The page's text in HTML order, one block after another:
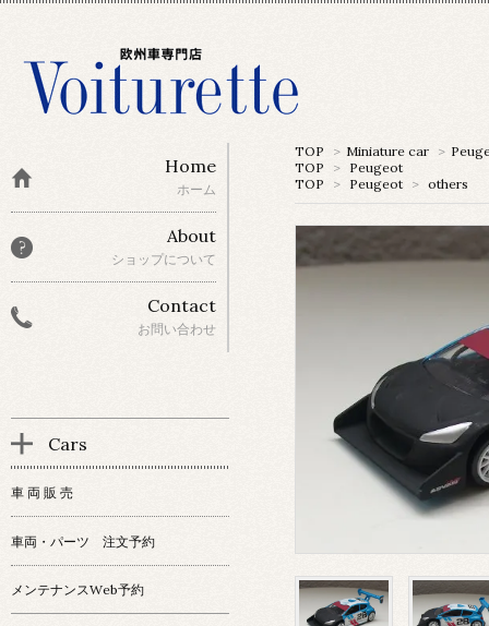
TOP > Miniature car >
TOP
> Peugeot
TOP
> Peugeot > others
Home
ホーム
About
ショップについて
Contact
お問い合わせ
Cars
車 両 販 売
車両・パーツ 注文予約
メンテナンスWeb予約